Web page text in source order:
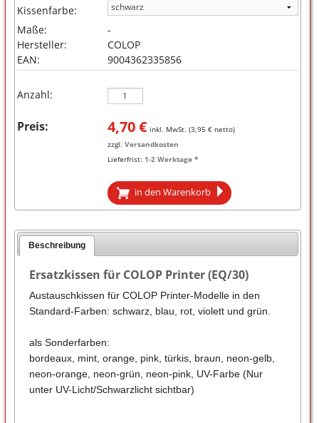
Kissenfarbe:
Maße:
-
Hersteller:
COLOP
EAN:
9004362335856
Anzahl:
Preis: 4,70€ inkl. MwSt. (3,95 € netto)
zzgl. Versandkosten
Lieferfrist: 1-2 Werktage *
in den Warenkorb
Beschreibung
Ersatzkissen für COLOP Printer (EQ/30)
Austauschkissen für COLOP Printer-Modelle in den
Standard-Farben: schwarz, blau, rot, violett und grün.
als Sonderfarben:
bordeaux, mint, orange, pink, türkis, braun, neon-gelb,
neon-orange, neon-grün, neon-pink, UV-Farbe (Nur
unter UV-Licht/Schwarzlicht sichtbar)